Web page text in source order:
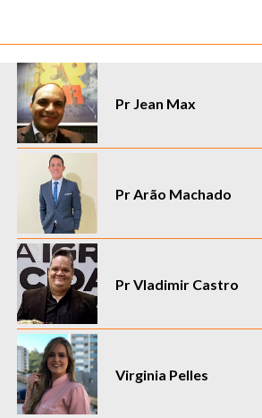
Pr Jean Max
Pr Arão Machado
Pr Vladimir Castro
Virginia Pelles